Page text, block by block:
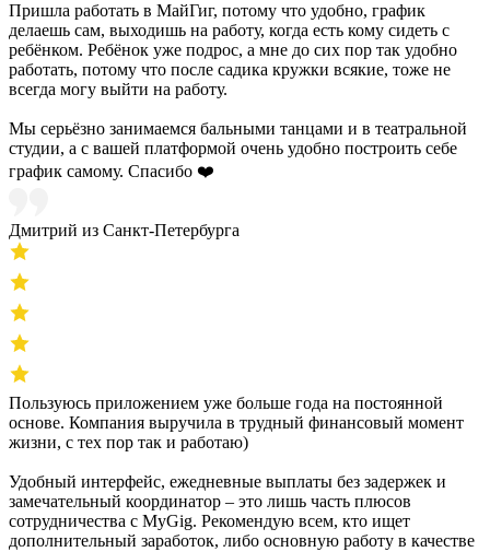
Пришла работать в МайГиг, потому что удобно, график
делаешь сам, выходишь на работу, когда есть кому сидеть с
ребёнком. Ребёнок уже подрос, а мне до сих пор так удобно
работать, потому что после садика кружки всякие, тоже не
всегда могу выйти на работу.
Мы серьёзно занимаемся бальными танцами и в театральной
студии, а с вашей платформой очень удобно построить себе
график самому. Спасибо ❤️
Дмитрий из Санкт-Петербурга
Пользуюсь приложением уже больше года на постоянной
основе. Компания выручила в трудный финансовый момент
жизни, с тех пор так и работаю)
Удобный интерфейс, ежедневные выплаты без задержек и
замечательный координатор – это лишь часть плюсов
сотрудничества с MyGig. Рекомендую всем, кто ищет
дополнительный заработок, либо основную работу в качестве